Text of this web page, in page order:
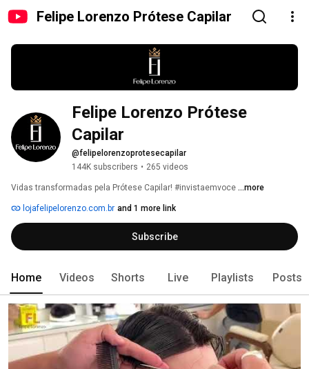
Felipe Lorenzo Prótese Capilar
Felipe Lorenzo Prótese
Capilar
@felipelorenzoprotesecapilar
144K subscribers • 265 videos
Vidas transformadas pela Prótese Capilar! #invistaemvoce ...more
lojafelipelorenzo.com.br and 1 more link
Subscribe
Home Videos Shorts Live Playlists Posts